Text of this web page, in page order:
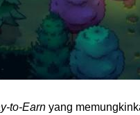
to-Earn yang